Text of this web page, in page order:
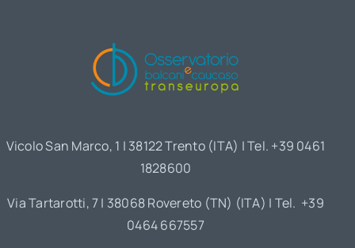
Vicolo San Marco, 1 | 38122 Trento (ITA) | Tel. +39 0461
1828600
Via Tartarotti, 7 | 38068 Rovereto (TN) (ITA) | Tel. +39
0464 667557